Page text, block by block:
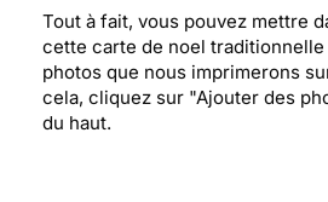
Tout à fait, vous pouvez mettre
cette carte de noel
photos que nous imprimerons
cela, cliquez sur "Ajouter des
du haut.